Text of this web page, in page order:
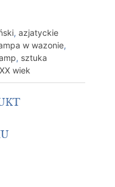
, azjatyckie
w wazonie,
, sztuka
XX wiek